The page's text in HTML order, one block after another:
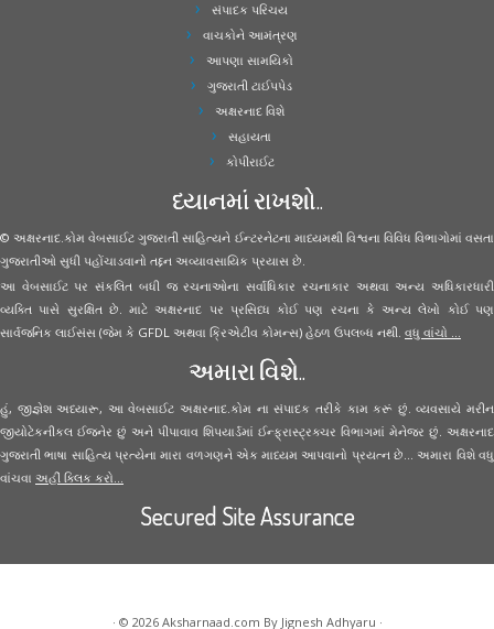
સંપાદક પરિચય
વાચકોને આમંત્રણ
આપણા સામયિકો
ગુજરાતી ટાઈપપેડ
અક્ષરનાદ વિશે
સહાયતા
કોપીરાઈટ
ધ્યાનમાં રાખશો..
© અક્ષરનાદ.કોમ વેબસાઈટ ગુજરાતી સાહિત્યને ઈન્ટરનેટના માધ્યમથી વિશ્વના વિવિધ વિભાગોમાં વસતા
ગુજરાતીઓ સુધી પહોંચાડવાનો તદ્દન અવ્યાવસાયિક પ્રયાસ છે.
આ વેબસાઈટ પર સંકલિત બધી જ રચનાઓના સર્વાધિકાર રચનાકાર અથવા અન્ય અધિકારધારી
વ્યક્તિ પાસે સુરક્ષિત છે. માટે અક્ષરનાદ પર પ્રસિધ્ધ કોઈ પણ રચના કે અન્ય લેખો કોઈ પણ
સાર્વજનિક લાઈસંસ (જેમ કે GFDL અથવા ક્રિએટીવ કોમન્સ) હેઠળ ઉપલબ્ધ નથી. વધુ વાંચો ...
અમારા વિશે..
હું, જીજ્ઞેશ અધ્યારૂ, આ વેબસાઈટ અક્ષરનાદ.કોમ ના સંપાદક તરીકે કામ કરૂં છું. વ્યવસાયે મરીન
જીયોટેકનીકલ ઈજનેર છું અને પીપાવાવ શિપયાર્ડમાં ઈન્ફ્રાસ્ટ્રક્ચર વિભાગમાં મેનેજર છું. અક્ષરનાદ
ગુજરાતી ભાષા સાહિત્ય પ્રત્યેના મારા વળગણને એક માધ્યમ આપવાનો પ્રયત્ન છે... અમારા વિશે વધુ
વાંચવા અહીં ક્લિક કરો...
Secured Site Assurance
· © 2026 Aksharnaad.com By Jignesh Adhyaru ·